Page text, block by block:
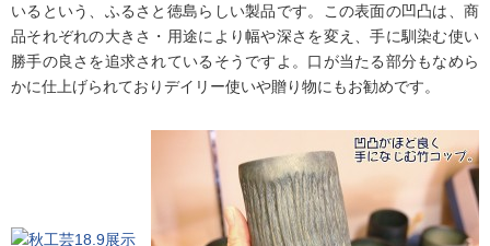
いるという、ふるさと徳島らしい製品です。この表面の凹凸は、商
品それぞれの大きさ・用途により幅や深さを変え、手に馴染む使い
勝手の良さを追求されているそうですよ。口が当たる部分もなめら
かに仕上げられておりデイリー使いや贈り物にもお勧めです。